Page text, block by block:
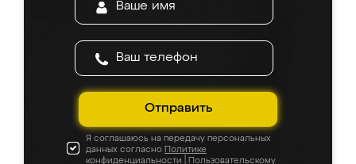
Отправить
Я соглашаюсь на передачу персональных
данных согласно Политике
конфиденциальности
Пользовательскому